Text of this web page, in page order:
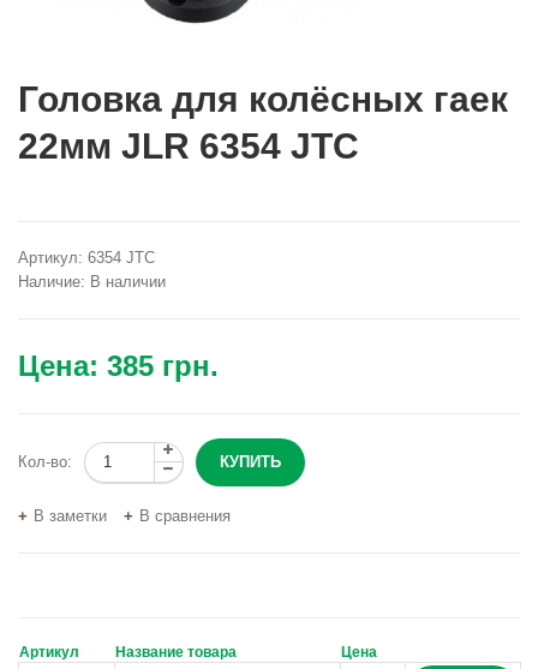
Головка для колёсных гаек
22мм JLR 6354 JTC
Артикул: 6354 JTC
Наличие: В наличии
Цена: 385 грн.
Кол-во:
В заметки В сравнения
Артикул Название товара Цена